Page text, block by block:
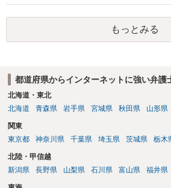
が生まれた日より五年以上前の日に生まれた
下の拘禁刑又は五十万円以下の罰金に処す
い又は誘惑して面会を要求すること。 二 拒
反復して面会を要求すること。 三 金銭そ
二年以下の拘禁刑又は百万円以下の罰金に処
もっとみる
都道府県からインターネットに強い弁護
北海道・東北
北海道
青森県 岩手県 宮城県 秋田県 山形県
関東
東京都
神奈川県 千葉県 埼玉県 茨城県 栃木
北陸・甲信越
新潟県
長野県 山梨県 石川県 富山県 福井県